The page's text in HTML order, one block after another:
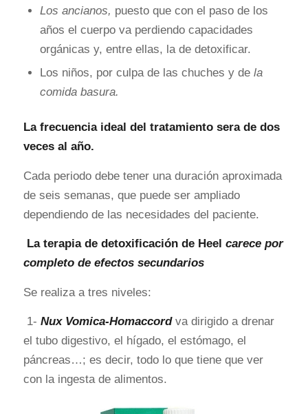
Los ancianos, puesto que con el paso de los
años el cuerpo va perdiendo capacidades
orgánicas y, entre ellas, la de detoxificar.
Los niños, por culpa de las chuches y dela
comida basura.
La frecuencia ideal del tratamiento sera de dos
veces al año.
Cada periodo debe tener una duración aproximada
de seis semanas, que puede ser ampliado
dependiendo de las necesidades del paciente.
La terapia de detoxificación de Heel carece por
completo de efectos secundarios
Se realiza a tres niveles:
1- Nux Vomica-Homaccordva dirigido a drenar
el tubo digestivo, el hígado, el estómago, el
páncreas…; es decir, todo lo que tiene que ver
con la ingesta de alimentos.